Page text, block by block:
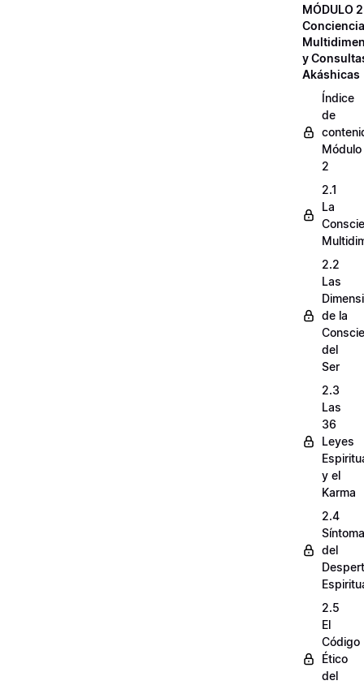
MÓDULO
Conciencia
y
Akáshicas
Índice
de
Módulo
2
2.1
La
2.2
Las
de la
del
Ser
2.3
Las
36
Leyes
y el
Karma
2.4
del
2.5
El
Código
Ético
del